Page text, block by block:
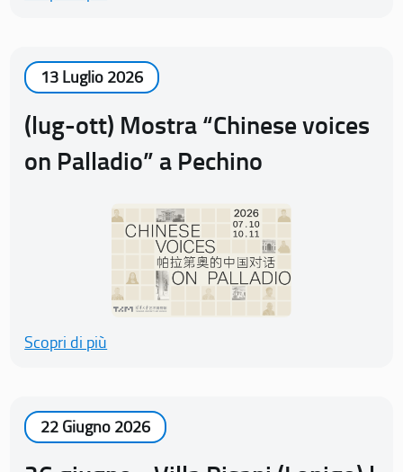
13 Luglio 2026
(lug-ott) Mostra “Chinese voices
on Palladio” a Pechino
Scopri di più
22 Giugno 2026